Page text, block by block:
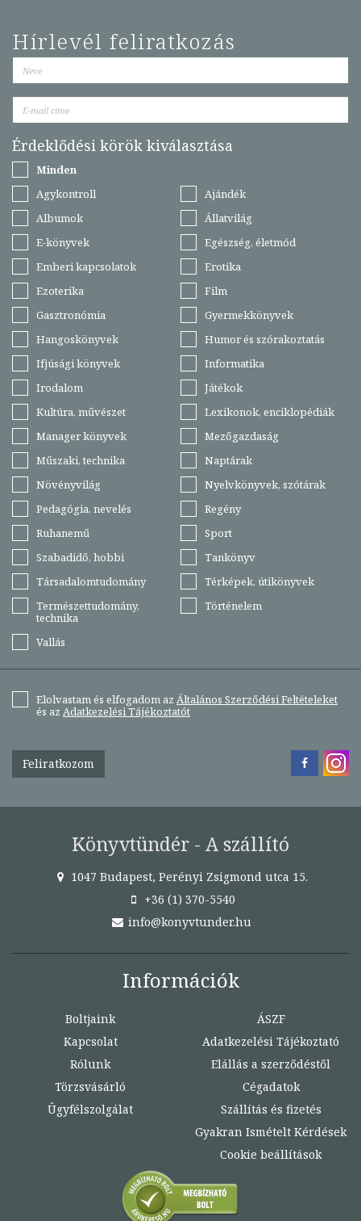
Hírlevél feliratkozás
Érdeklődési körök kiválasztása
Minden
Agykontroll
Ajándék
Albumok
Állatvilág
E-könyvek
Egészség, életmód
Emberi kapcsolatok
Erotika
Ezoterika
Film
Gasztronómia
Gyermekkönyvek
Hangoskönyvek
Humor és szórakoztatás
Ifjúsági könyvek
Informatika
Irodalom
Játékok
Kultúra, művészet
Lexikonok, enciklopédiák
Manager könyvek
Mezőgazdaság
Műszaki, technika
Naptárak
Növényvilág
Nyelvkönyvek, szótárak
Pedagógia, nevelés
Regény
Ruhanemű
Sport
Szabadidő, hobbi
Tankönyv
Társadalomtudomány
Térképek, útikönyvek
Természettudomány,
technika
Történelem
Vallás
Elolvastam és elfogadom az Általános Szerződési Feltételeket
és az Adatkezelési Tájékoztatót
Feliratkozom
Könyvtündér - A szállító
1047 Budapest, Perényi Zsigmond utca 15.
+36 (1) 370-5540
info@konyvtunder.hu
Információk
Boltjaink
Kapcsolat
Rólunk
Törzsvásárló
Ügyfélszolgálat
ÁSZF
Adatkezelési Tájékoztató
Elállás a szerződéstől
Cégadatok
Szállítás és fizetés
Gyakran Ismételt Kérdések
Cookie beállítások